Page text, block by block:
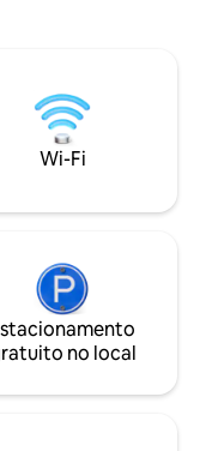
estacionamento
vantagem com
barcos em
oferece dois
Wi-Fi
no local